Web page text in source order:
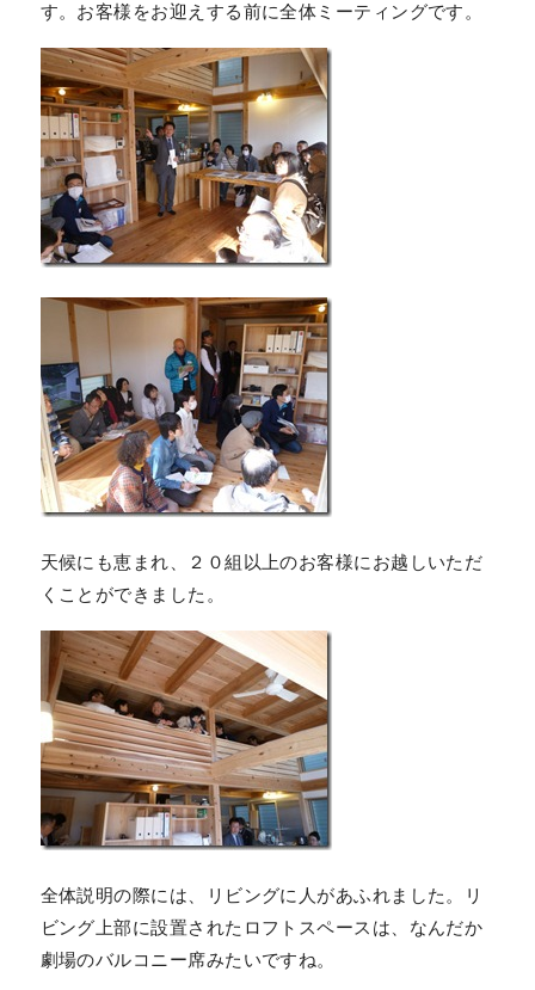
す。お客様をお迎えする前に全体ミーティングです。
天候にも恵まれ、２０組以上のお客様にお越しいただ
くことができました。
全体説明の際には、リビングに人があふれました。リ
ビング上部に設置されたロフトスペースは、なんだか
劇場のバルコニー席みたいですね。